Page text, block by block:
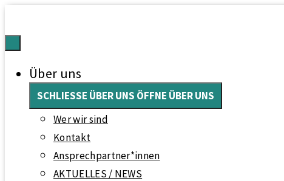
Über uns
SCHLIESSE ÜBER UNS
ÖFFNE ÜBER UNS
Wer wir sind
Kontakt
Ansprech­partner*innen
AKTUELLES / NEWS